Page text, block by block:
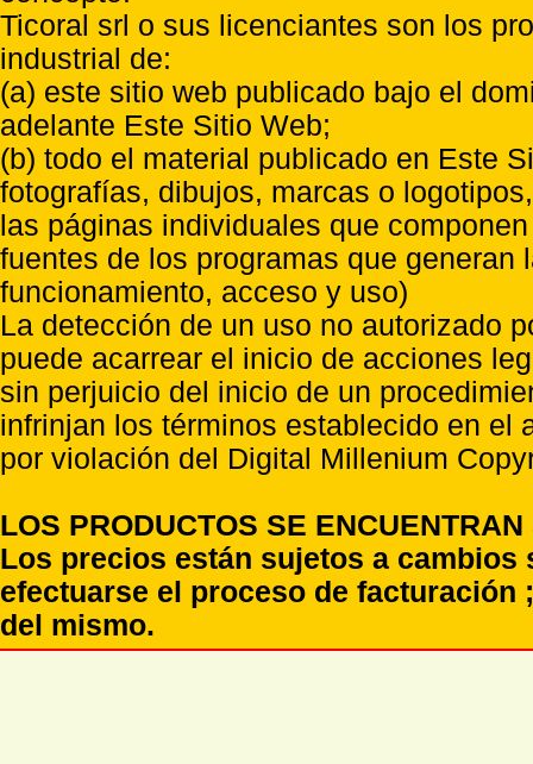
Ticoral srl o sus licenciantes son los
industrial de:
(a) este sitio web publicado bajo el
adelante Este Sitio Web;
(b) todo el material publicado en Este
fotografías, dibujos, marcas o
las páginas individuales que
fuentes de los programas que
funcionamiento, acceso y uso)
La detección de un uso no autorizado
puede acarrear el inicio de acciones
sin perjuicio del inicio de un
infrinjan los términos establecido en el
por violación del Digital Millenium
LOS PRODUCTOS SE
Los precios están sujetos a
efectuarse el proceso de
del mismo.